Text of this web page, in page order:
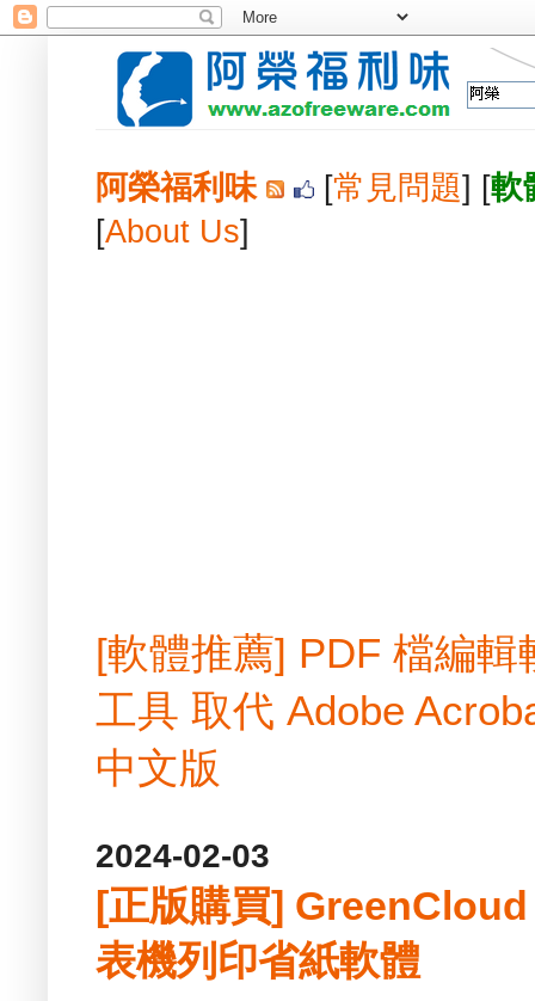
阿榮福利味 [常見問題] [軟
[About Us]
[軟體推薦] PDF 檔編
工具 取代 Adobe
中文版
2024-02-03
[正版購買]
表機列印省紙軟體